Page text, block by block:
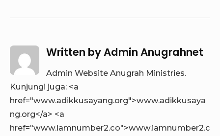
Written byAdmin Anugrahnet
Admin Website Anugrah Ministries.
Kunjungi juga: <a
href="www.adikkusayang.org">www.adikkusaya
ng.org</a> <a
href="www.iamnumber2.co">www.iamnumber2.c